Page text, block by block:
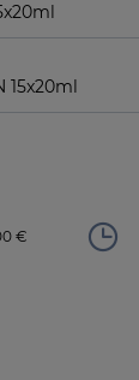
15x20ml
€